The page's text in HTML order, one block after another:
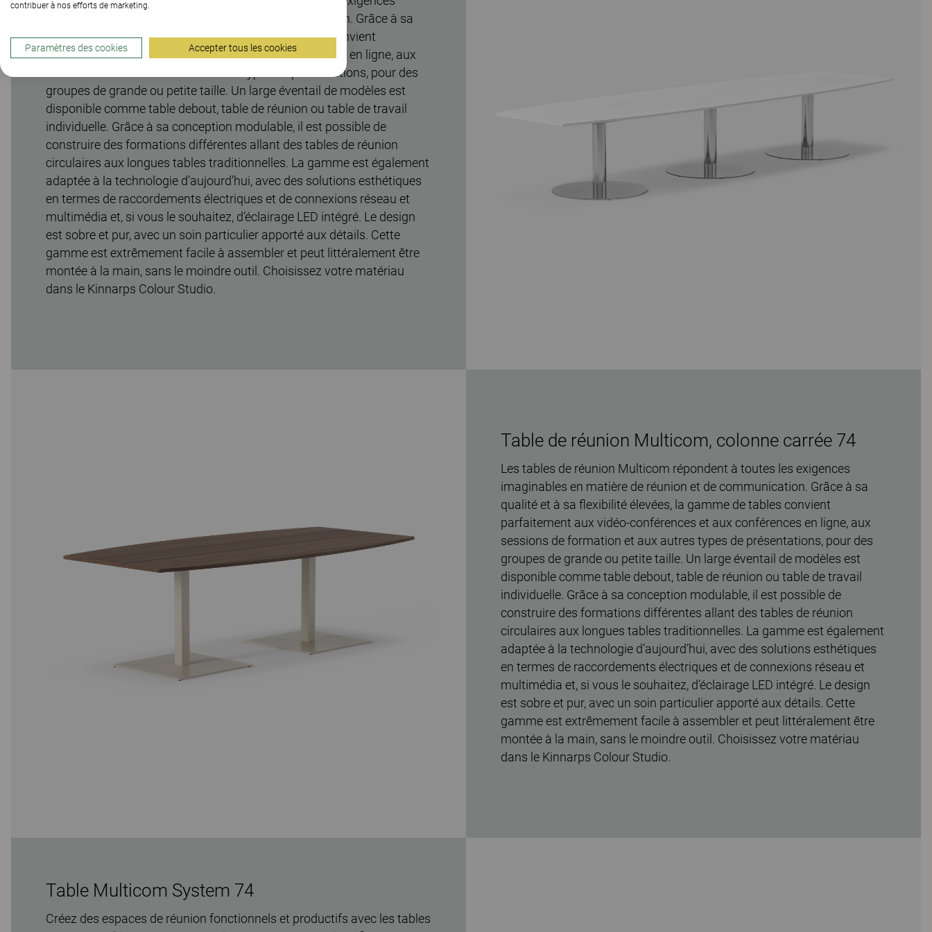
imaginables en matière de réunion et de communication. Grâce à sa
qualité et à sa flexibilité élevées, la gamme de tables convient
parfaitement aux vidéo-conférences et aux conférences en ligne, aux
sessions de formation et aux autres types de présentations, pour des
groupes de grande ou petite taille. Un large éventail de modèles est
disponible comme table debout, table de réunion ou table de travail
individuelle. Grâce à sa conception modulable, il est possible de
construire des formations différentes allant des tables de réunion
circulaires aux longues tables traditionnelles. La gamme est également
adaptée à la technologie d’aujourd’hui, avec des solutions esthétiques
en termes de raccordements électriques et de connexions réseau et
multimédia et, si vous le souhaitez, d’éclairage LED intégré. Le design
est sobre et pur, avec un soin particulier apporté aux détails. Cette
gamme est extrêmement facile à assembler et peut littéralement être
montée à la main, sans le moindre outil. Choisissez votre matériau
dans le Kinnarps Colour Studio.
Table de réunion Multicom, colonne carrée 74
Les tables de réunion Multicom répondent à toutes les exigences
imaginables en matière de réunion et de communication. Grâce à sa
qualité et à sa flexibilité élevées, la gamme de tables convient
parfaitement aux vidéo-conférences et aux conférences en ligne, aux
sessions de formation et aux autres types de présentations, pour des
groupes de grande ou petite taille. Un large éventail de modèles est
disponible comme table debout, table de réunion ou table de travail
individuelle. Grâce à sa conception modulable, il est possible de
construire des formations différentes allant des tables de réunion
circulaires aux longues tables traditionnelles. La gamme est également
adaptée à la technologie d’aujourd’hui, avec des solutions esthétiques
en termes de raccordements électriques et de connexions réseau et
multimédia et, si vous le souhaitez, d’éclairage LED intégré. Le design
est sobre et pur, avec un soin particulier apporté aux détails. Cette
gamme est extrêmement facile à assembler et peut littéralement être
montée à la main, sans le moindre outil. Choisissez votre matériau
dans le Kinnarps Colour Studio.
Table Multicom System 74
Créez des espaces de réunion fonctionnels et productifs avec les tables
contribuer à nos efforts de marketing.
Paramètres des cookies Accepter tous les cookies